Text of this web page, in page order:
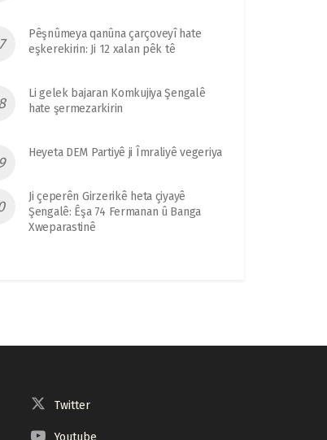
Pêşnûmeya qanûna çarçoveyî hate
eşkerekirin: Ji 12 xalan pêk tê
Li gelek bajaran Komkujiya Şengalê
hate şermezarkirin
Heyeta DEM Partiyê ji Îmraliyê vegeriya
Ji çeperên Girzerikê heta çiyayê
Şengalê: Êşa 74 Fermanan û Banga
Xweparastinê
Twitter
Youtube